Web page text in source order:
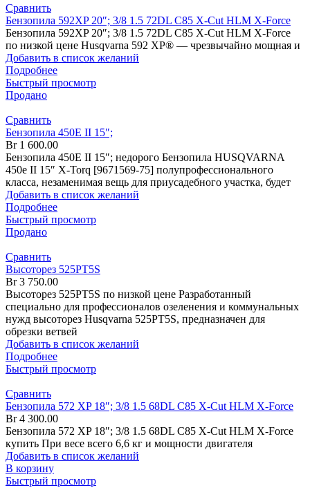
Сравнить
Бензопила 592XP 20″; 3/8 1.5 72DL C85 X-Cut HLM X-Force
Бензопила 592XP 20″; 3/8 1.5 72DL C85 X-Cut HLM X-Force
по низкой цене Husqvarna 592 XP® — чрезвычайно мощная и
Добавить в список желаний
Подробнее
Быстрый просмотр
Продано
Сравнить
Бензопила 450Е II 15″;
Br1 600.00
Бензопила 450Е II 15″; недорого Бензопила HUSQVARNA
450е II 15″ X-Torq [9671569-75] полупрофессионального
класса, незаменимая вещь для приусадебного участка, будет
Добавить в список желаний
Подробнее
Быстрый просмотр
Продано
Сравнить
Высоторез 525PT5S
Br3 750.00
Высоторез 525PT5S по низкой цене Разработанный
специально для профессионалов озеленения и коммунальных
нужд высоторез Husqvarna 525PT5S, предназначен для
обрезки ветвей
Добавить в список желаний
Подробнее
Быстрый просмотр
Сравнить
Бензопила 572 XP 18″; 3/8 1.5 68DL C85 X-Cut HLM X-Force
Br4 300.00
Бензопила 572 XP 18″; 3/8 1.5 68DL C85 X-Cut HLM X-Force
купить При весе всего 6,6 кг и мощности двигателя
Добавить в список желаний
В корзину
Быстрый просмотр